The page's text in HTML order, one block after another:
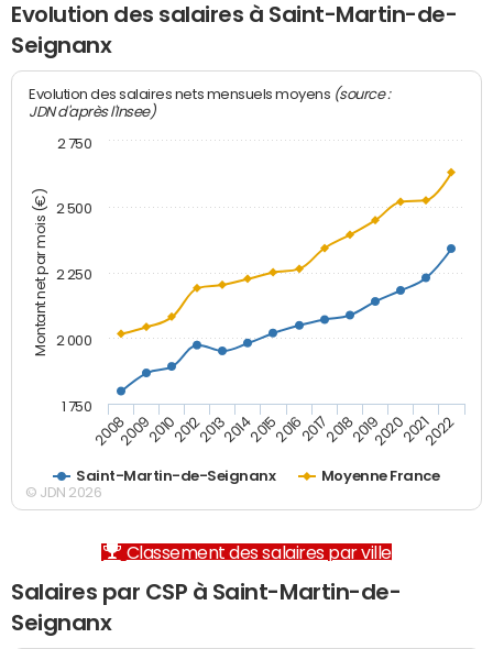
Evolution des salaires à Saint-Martin-de-
Seignanx
Montant net par mois (€)
Evolution des salaires nets mensuels moyens (source :
JDN d'après l'Insee)
Saint-Martin-de-Seignanx Moyenne France
20082009201020122013201420152016201720182019202020212022
1 750
2 000
2 250
2 500
2 750
© JDN 2026
Classement des salaires par ville
Salaires par CSP à Saint-Martin-de-
Seignanx